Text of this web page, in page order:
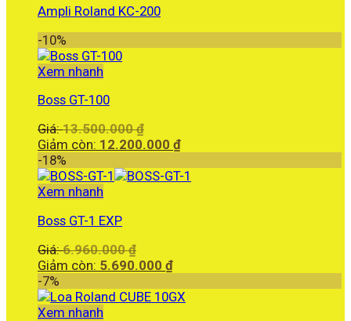
Ampli Roland KC-200
-10%
Xem nhanh
Boss GT-100
Giá:13.500.000₫
gốc
13.500.000 ₫.
Giảm còn: 12.200.000 ₫Giá
tại
-18%
Xem nhanh
Boss GT-1 EXP
Giá:6.960.000₫
gốc
6.960.000 ₫.
Giảm còn: 5.690.000 ₫Giá
tại
-7%
Xem nhanh